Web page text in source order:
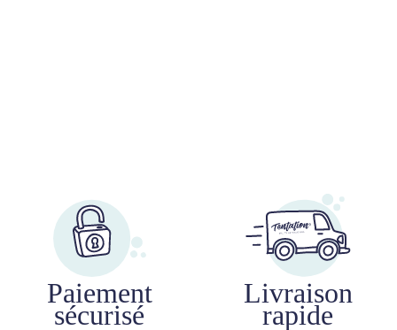
Paiement
sécurisé
Livraison
rapide